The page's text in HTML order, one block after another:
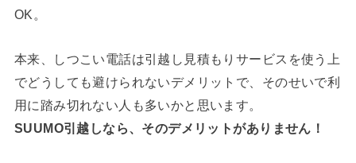
OK。
本来、しつこい電話は引越し見積もりサービスを使う上
でどうしても避けられないデメリットで、そのせいで利
用に踏み切れない人も多いかと思います。
SUUMO引越しなら、そのデメリットがありません！